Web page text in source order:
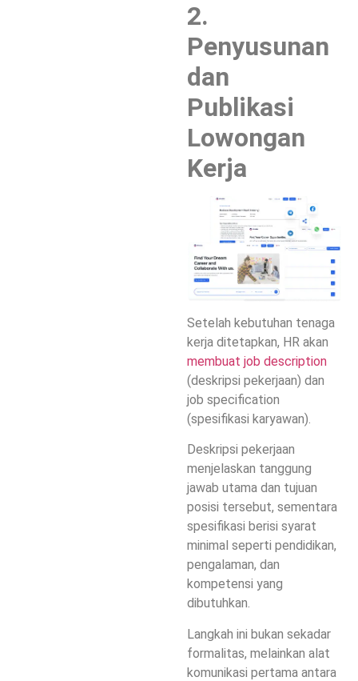
2.
Penyusunan
dan
Publikasi
Lowongan
Kerja
Setelah kebutuhan tenaga
kerja ditetapkan, HR akan
membuat job description
(deskripsi pekerjaan) dan
job specification
(spesifikasi karyawan).
Deskripsi pekerjaan
menjelaskan tanggung
jawab utama dan tujuan
posisi tersebut, sementara
spesifikasi berisi syarat
minimal seperti pendidikan,
pengalaman, dan
kompetensi yang
dibutuhkan.
Langkah ini bukan sekadar
formalitas, melainkan alat
komunikasi pertama antara